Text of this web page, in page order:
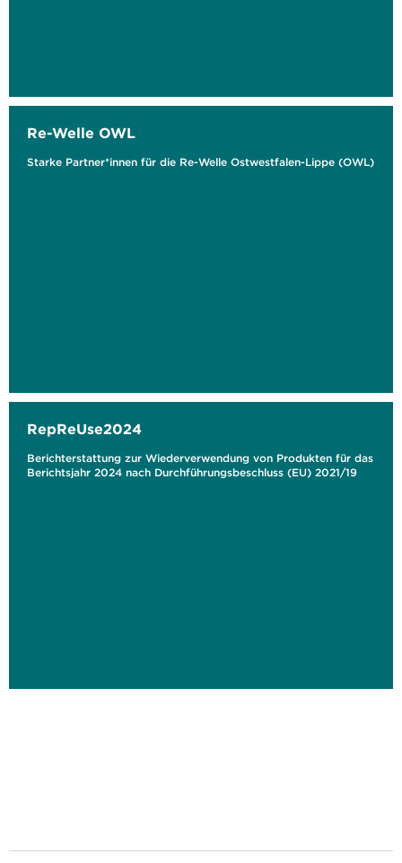
Re-Welle OWL
Starke Partner*innen für die Re-Welle Ostwestfalen-Lippe (OWL)
RepReUse2024
Berichterstattung zur Wiederverwendung von Produkten für das
Berichtsjahr 2024 nach Durchführungsbeschluss (EU) 2021/19